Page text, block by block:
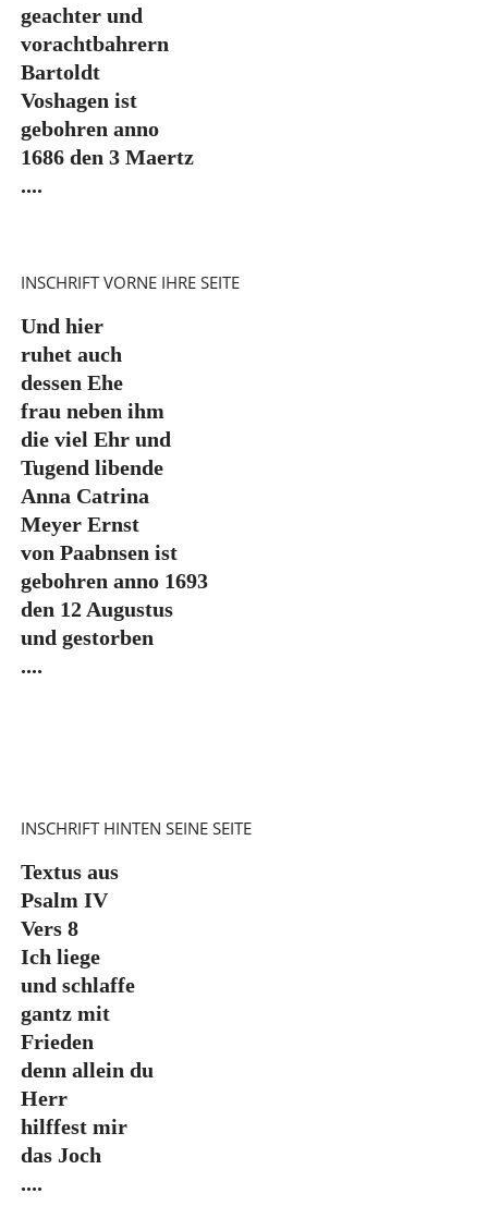
geachter und
vorachtbahrern
Bartoldt
Voshagen ist
gebohren anno
1686 den 3 Maertz
....
INSCHRIFT VORNE IHRE SEITE
Und hier
ruhet auch
dessen Ehe
frau neben ihm
die viel Ehr und
Tugend libende
Anna Catrina
Meyer Ernst
von Paabnsen ist
gebohren anno 1693
den 12 Augustus
und gestorben
....
INSCHRIFT HINTEN SEINE SEITE
Textus aus
Psalm IV
Vers 8
Ich liege
und schlaffe
gantz mit
Frieden
denn allein du
Herr
hilffest mir
das Joch
....